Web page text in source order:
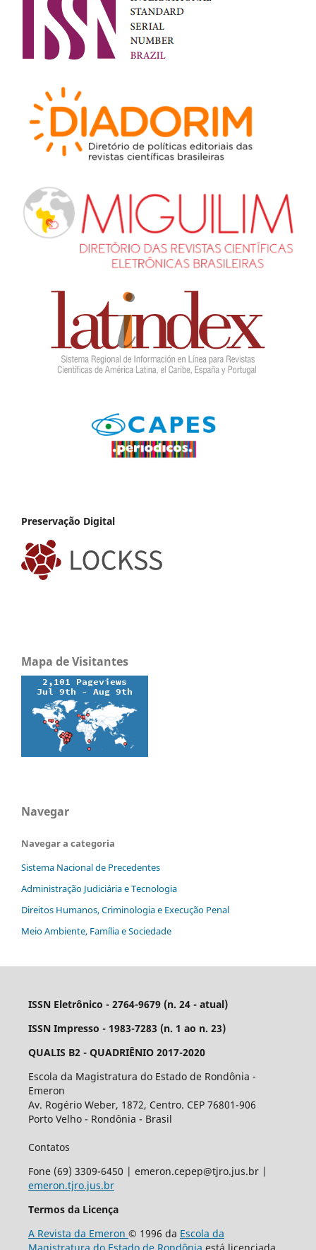
Preservação Digital
Mapa de Visitantes
Navegar
Navegar a categoria
Sistema Nacional de Precedentes
Administração Judiciária e Tecnologia
Direitos Humanos, Criminologia e Execução Penal
Meio Ambiente, Família e Sociedade
ISSN Eletrônico - 2764-9679 (n. 24 - atual)
ISSN Impresso - 1983-7283 (n. 1 ao n. 23)
QUALIS B2 - QUADRIÊNIO 2017-2020
Escola da Magistratura do Estado de Rondônia -
Emeron
Av. Rogério Weber, 1872, Centro. CEP 76801-906
Porto Velho - Rondônia - Brasil
Contatos
Fone (69) 3309-6450 | emeron.cepep@tjro.jus.br |
emeron.tjro.jus.br
Termos da Licença
A Revista da Emeron © 1996 da Escola da
Magistratura do Estado de Rondônia está licenciada